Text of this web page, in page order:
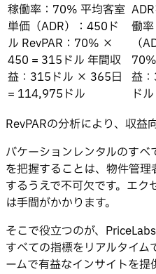
稼働率：70% 平均客室
単価（ADR）：450ド
ル RevPAR：70% ×
450 = 315ドル 年間収
益：315ドル × 365日
= 114,975ドル
働
（
益
ド
RevPARの分析により、収益
バケーションレンタルのすべ
を把握することは、物件管
するうえで不可欠です。エ
は手間がかかります。
そこで役立つのが、
すべての指標をリアルタイ
ームで有益なインサイトを提